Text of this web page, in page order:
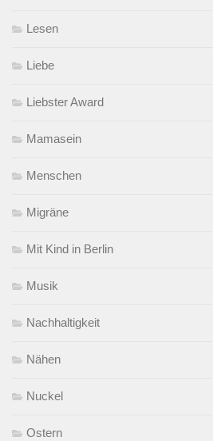
Lesen
Liebe
Liebster Award
Mamasein
Menschen
Migräne
Mit Kind in Berlin
Musik
Nachhaltigkeit
Nähen
Nuckel
Ostern